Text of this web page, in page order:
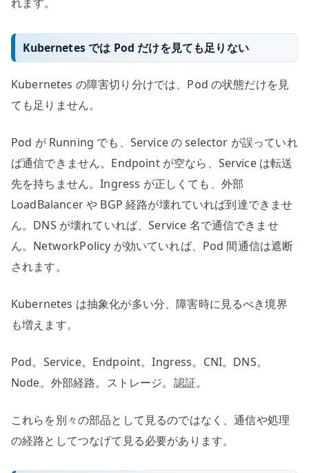
れます。
Kubernetes では Pod だけを見ても足りない
Kubernetes の障害切り分けでは、Pod の状態だけを見
ても足りません。
Pod が Running でも、Service の selector が誤っていれ
ば通信できません。Endpoint が空なら、Service は転送
先を持ちません。Ingress が正しくても、外部
LoadBalancer や BGP 経路が壊れていれば到達できませ
ん。DNS が壊れていれば、Service 名で通信できませ
ん。NetworkPolicy が効いていれば、Pod 間通信は遮断
されます。
Kubernetes は抽象化が多い分、障害時に見るべき境界
も増えます。
Pod。Service。Endpoint。Ingress。CNI。DNS。
Node。外部経路。ストレージ。認証。
これらを別々の部品として見るのではなく、通信や処理
の経路としてつなげて見る必要があります。